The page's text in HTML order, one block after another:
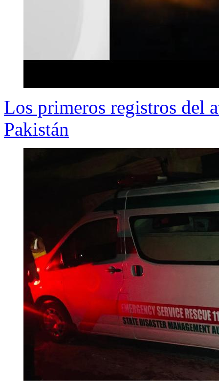
Los primeros registros del
Pakistán